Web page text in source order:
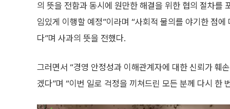
의 뜻을 전함과 동시에 원만한 해결을 위한 협의 절차를
임있게 이행할 예정”이라며 “사회적 물의를 야기한 점에
다”며 사과의 뜻을 전했다.
그러면서 “경영 안정성과 이해관계자에 대한 신뢰가 훼
겠다”며 “이번 일로 걱정을 끼쳐드린 모든 분께 다시 한